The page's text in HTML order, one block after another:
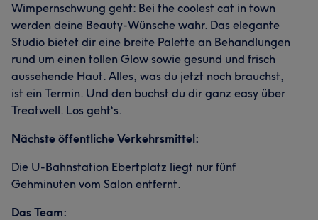
Wimpernschwung geht: Bei the coolest cat in town
werden deine Beauty-Wünsche wahr. Das elegante
Studio bietet dir eine breite Palette an Behandlungen
rund um einen tollen Glow sowie gesund und frisch
aussehende Haut. Alles, was du jetzt noch brauchst,
ist ein Termin. Und den buchst du dir ganz easy über
Treatwell. Los geht‘s.
Nächste öffentliche Verkehrsmittel:
Die U-Bahnstation Ebertplatz liegt nur fünf
Gehminuten vom Salon entfernt.
Das Team: